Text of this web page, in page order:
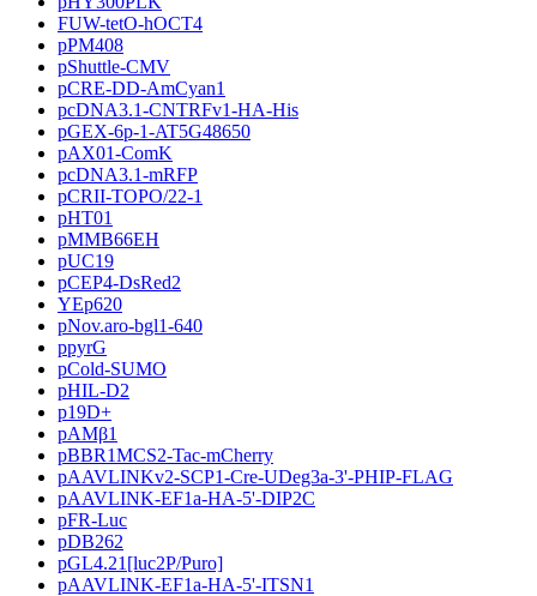
FUW-tetO-hOCT4
pPM408
pShuttle-CMV
pCRE-DD-AmCyan1
pcDNA3.1-CNTRFv1-HA-His
pGEX-6p-1-AT5G48650
pAX01-ComK
pcDNA3.1-mRFP
pCRII-TOPO/22-1
pHT01
pMMB66EH
pUC19
pCEP4-DsRed2
YEp620
pNov.aro-bgl1-640
ppyrG
pCold-SUMO
pHIL-D2
p19D+
pAMβ1
pBBR1MCS2-Tac-mCherry
pAAVLINKv2-SCP1-Cre-UDeg3a-3'-PHIP-FLAG
pAAVLINK-EF1a-HA-5'-DIP2C
pFR-Luc
pDB262
pGL4.21[luc2P/Puro]
pAAVLINK-EF1a-HA-5'-ITSN1